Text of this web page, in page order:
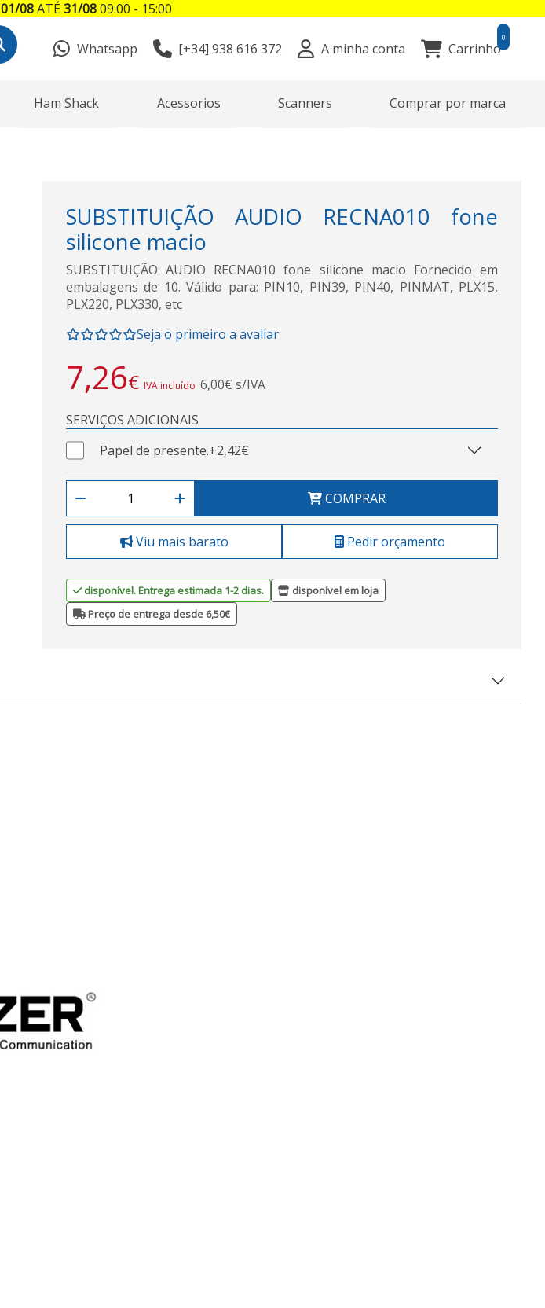
Whatsapp [+34] 938 616 372 A minha conta Carrinho
0
Ham Shack Acessorios Scanners Comprar por marca
SUBSTITUIÇÃO AUDIO RECNA010 fone
silicone macio
SUBSTITUIÇÃO AUDIO RECNA010 fone silicone macio Fornecido em
embalagens de 10. Válido para: PIN10, PIN39, PIN40, PINMAT, PLX15,
PLX220, PLX330, etc
Seja o primeiro a avaliar
7,26€ IVA incluído 6,00€ s/IVA
SERVIÇOS ADICIONAIS
Papel de presente.+2,42€
COMPRAR
Viu mais barato Pedir orçamento
disponível. Entrega estimada 1-2 dias.
disponível em loja
Preço de entrega desde 6,50€
01/08ATÉ31/0809:00 - 15:00